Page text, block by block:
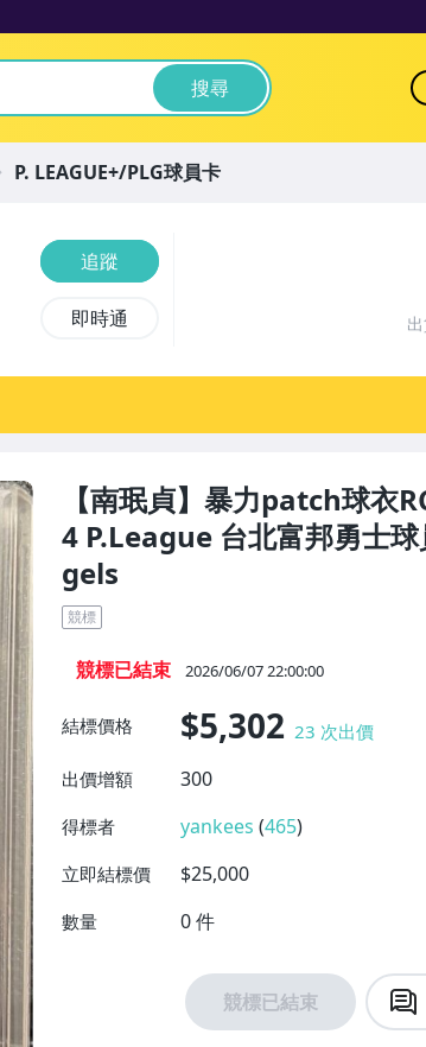
搜尋
【南珉貞】暴力patch球衣
4 P.League 台北富邦勇士
gels
競標
競標已結束 2026/06/07 22:00:00
結標價格 $5,302 23 次出價
出價增額
300
得標者 yankees (465)
立即結標價 $25,000
數量 0件
競標已結束
追蹤
即時通
P. LEAGUE+/PLG球員卡